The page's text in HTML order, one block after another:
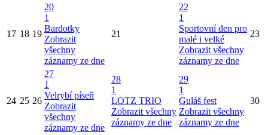
17 18 19
20
1
Bardotky
Zobrazit
všechny
záznamy ze dne
21
22
1
Sportovní den pro
malé i velké
Zobrazit všechny
záznamy ze dne
23
24 25 26
27
1
Velrybí píseň
Zobrazit
všechny
záznamy ze dne
28
1
LOTZ TRIO
Zobrazit všechny
záznamy ze dne
29
1
Guláš fest
Zobrazit všechny
záznamy ze dne
30